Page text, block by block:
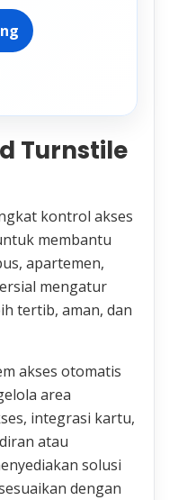
Turnstile
kontrol akses
membantu
apartemen,
mengatur
tertib, aman, dan
akses otomatis
area
integrasi kartu,
atau
solusi
dengan